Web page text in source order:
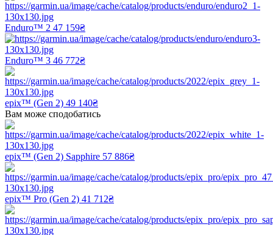
Enduro™ 2 47 159₴
Enduro™ 3 46 772₴
epix™ (Gen 2) 49 140₴
Вам може сподобатись
epix™ (Gen 2) Sapphire 57 886₴
epix™ Pro (Gen 2) 41 712₴